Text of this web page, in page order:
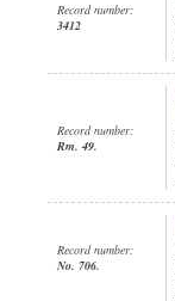
Record number:
3412
Record number:
Rm. 49.
Record number:
No. 706.